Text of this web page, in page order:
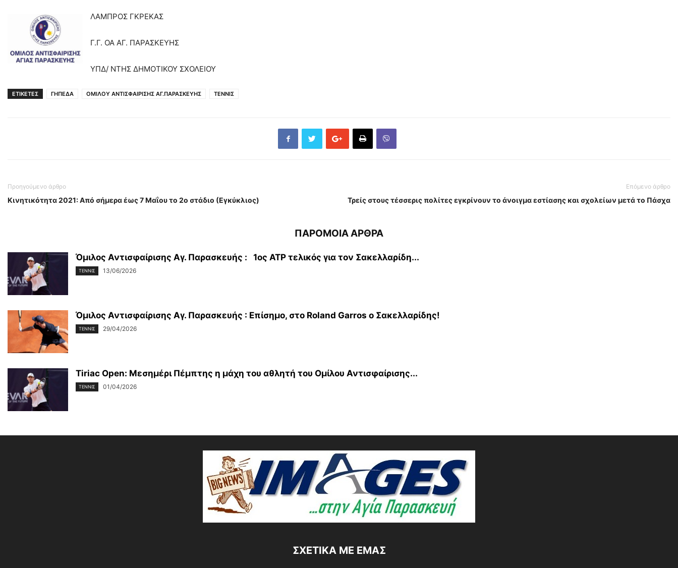
ΛΑΜΠΡΟΣ ΓΚΡΕΚΑΣ
Γ.Γ. ΟΑ ΑΓ. ΠΑΡΑΣΚΕΥΗΣ
ΥΠΔ/ ΝΤΗΣ ΔΗΜΟΤΙΚΟΥ ΣΧΟΛΕΙΟΥ
ΕΤΙΚΕΤΕΣ ΓΗΠΕΔΑ ΟΜΙΛΟΥ ΑΝΤΙΣΦΑΙΡΙΣΗΣ ΑΓ.ΠΑΡΑΣΚΕΥΗΣ ΤΕΝΝΙΣ
Προηγούμενο άρθρο
Κινητικότητα 2021: Από σήμερα έως 7 Μαΐου το 2ο στάδιο (Εγκύκλιος)
Επόμενο άρθρο
Τρείς στους τέσσερις πολίτες εγκρίνουν το άνοιγμα εστίασης και σχολείων μετά το Πάσχα
ΠΑΡΟΜΟΙΑ ΑΡΘΡΑ
Όμιλος Αντισφαίρισης Αγ. Παρασκευής : 1ος ΑΤΡ τελικός για τον Σακελλαρίδη...
ΤΕΝΝΙΣ 13/06/2026
Όμιλος Αντισφαίρισης Αγ. Παρασκευής : Επίσημο, στο Roland Garros o Σακελλαρίδης!
ΤΕΝΝΙΣ 29/04/2026
Tiriac Open: Μεσημέρι Πέμπτης η μάχη του αθλητή του Ομίλου Αντισφαίρισης...
ΤΕΝΝΙΣ 01/04/2026
ΣΧΕΤΙΚΆ ΜΕ ΕΜΆΣ